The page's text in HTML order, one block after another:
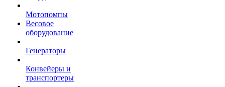
Мотопомпы
Весовое
оборудование
Генераторы
Конвейеры и
транспортеры